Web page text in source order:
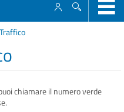
chiamare il numero verde